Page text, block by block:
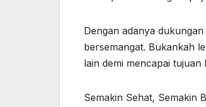
Dengan adanya
bersemangat. Bukankah
lain demi mencapai tujuan
Semakin Sehat, Semakin